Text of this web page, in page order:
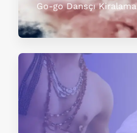
Go-go Dansçı Kiralama​